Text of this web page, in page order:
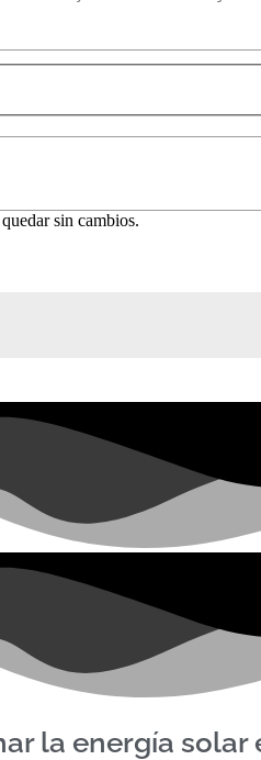
sin cambios.
la energía solar